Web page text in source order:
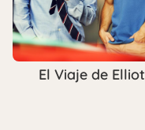
El Viaje de Elliot